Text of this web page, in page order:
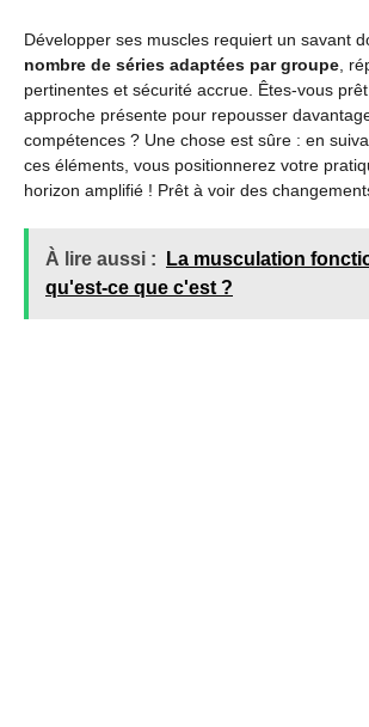
Développer ses muscles requiert un savant
nombre de séries adaptées par groupe ,
pertinentes et sécurité accrue. Êtes-vous
approche présente pour repousser
compétences ? Une chose est sûre : en
ces éléments, vous positionnerez votre
horizon amplifié ! Prêt à voir des
À lire aussi :
La musculation
qu'est-ce que c'est ?